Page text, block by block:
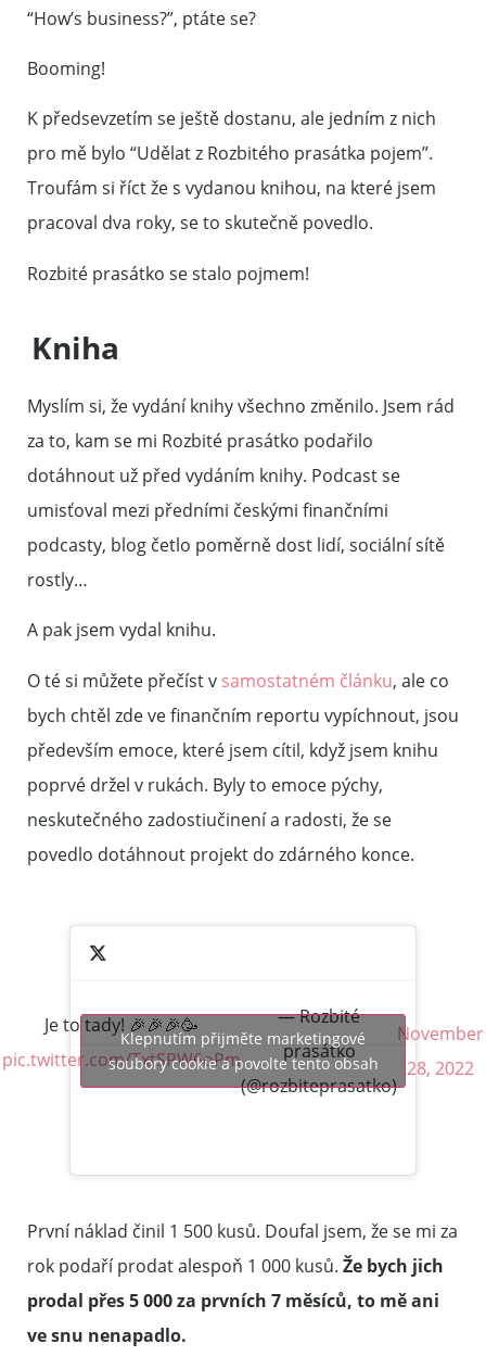
“How’s business?”, ptáte se?
Booming!
K předsevzetím se ještě dostanu, ale jedním z nich
pro mě bylo “Udělat z Rozbitého prasátka pojem”.
Troufám si říct že s vydanou knihou, na které jsem
pracoval dva roky, se to skutečně povedlo.
Rozbité prasátko se stalo pojmem!
Kniha
Myslím si, že vydání knihy všechno změnilo. Jsem rád
za to, kam se mi Rozbité prasátko podařilo
dotáhnout už před vydáním knihy. Podcast se
umisťoval mezi předními českými finančními
podcasty, blog četlo poměrně dost lidí, sociální sítě
rostly…
A pak jsem vydal knihu.
O té si můžete přečíst v samostatném článku, ale co
bych chtěl zde ve finančním reportu vypíchnout, jsou
především emoce, které jsem cítil, když jsem knihu
poprvé držel v rukách. Byly to emoce pýchy,
neskutečného zadostiučinení a radosti, že se
povedlo dotáhnout projekt do zdárného konce.
Je to tady! 🎉🎉🎉🥳
pic.twitter.com/TxtSPW6oPm
— Rozbité
prasátko
(@rozbiteprasatko)
November
28, 2022
Klepnutím přijměte marketingové
soubory cookie a povolte tento obsah
První náklad činil 1 500 kusů. Doufal jsem, že se mi za
rok podaří prodat alespoň 1 000 kusů. Že bych jich
prodal přes 5 000 za prvních 7 měsíců, to mě ani
ve snu nenapadlo.